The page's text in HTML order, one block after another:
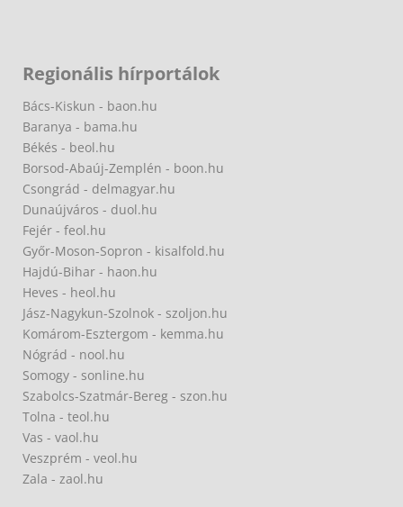
Regionális hírportálok
Bács-Kiskun - baon.hu
Baranya - bama.hu
Békés - beol.hu
Borsod-Abaúj-Zemplén - boon.hu
Csongrád - delmagyar.hu
Dunaújváros - duol.hu
Fejér - feol.hu
Győr-Moson-Sopron - kisalfold.hu
Hajdú-Bihar - haon.hu
Heves - heol.hu
Jász-Nagykun-Szolnok - szoljon.hu
Komárom-Esztergom - kemma.hu
Nógrád - nool.hu
Somogy - sonline.hu
Szabolcs-Szatmár-Bereg - szon.hu
Tolna - teol.hu
Vas - vaol.hu
Veszprém - veol.hu
Zala - zaol.hu